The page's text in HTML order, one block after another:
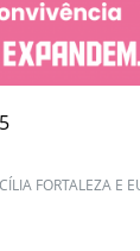
FORTALEZA E